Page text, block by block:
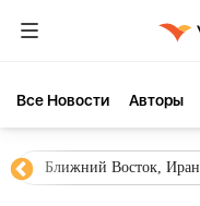
Все Новости Aвторы
Новости Азербайджана